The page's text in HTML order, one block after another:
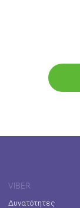
VIBER
Δυνατότητες